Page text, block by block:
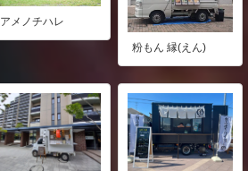
アメノチハレ
粉もん 縁(えん)